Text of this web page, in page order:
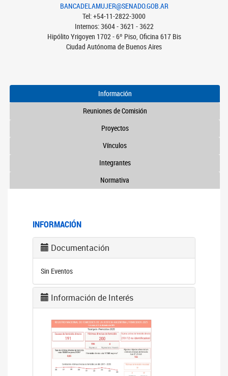
BANCADELAMUJER@SENADO.GOB.AR
Tel: +54-11-2822-3000
Internos: 3604 - 3621 - 3622
Hipólito Yrigoyen 1702 - 6º Piso, Oficina 617 Bis
Ciudad Autónoma de Buenos Aires
Información
Reuniones de Comisión
Proyectos
Vínculos
Integrantes
Normativa
INFORMACIÓN
Documentación
Sin Eventos
Información de Interés